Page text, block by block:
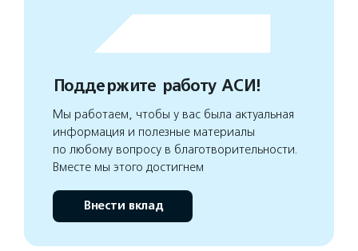
Поддержите работу АСИ!
Мы работаем, чтобы у вас была актуальная
информация и полезные материалы
по любому вопросу в благотворительности.
Вместе мы этого достигнем
Внести вклад